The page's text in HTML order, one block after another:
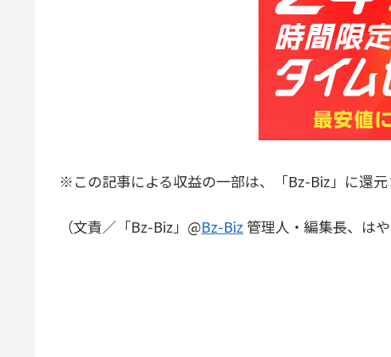
※この記事による収益の一部は、「Bz-Biz」に還元
（文責／「Bz-Biz」@Bz-Biz 管理人・編集長、はや